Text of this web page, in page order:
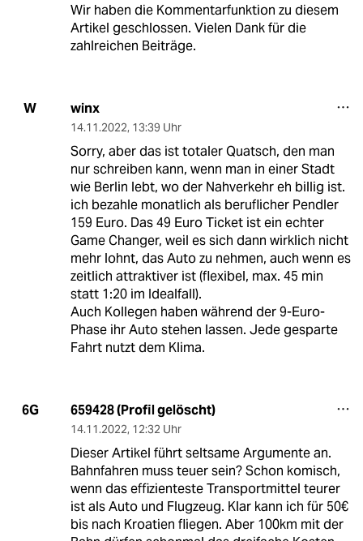
Wir haben die Kommentarfunktion zu diesem
Artikel geschlossen. Vielen Dank für die
zahlreichen Beiträge.
W winx
14.11.2022, 13:39 Uhr
Sorry, aber das ist totaler Quatsch, den man
nur schreiben kann, wenn man in einer Stadt
wie Berlin lebt, wo der Nahverkehr eh billig ist.
ich bezahle monatlich als beruflicher Pendler
159 Euro. Das 49 Euro Ticket ist ein echter
Game Changer, weil es sich dann wirklich nicht
mehr lohnt, das Auto zu nehmen, auch wenn es
zeitlich attraktiver ist (flexibel, max. 45 min
statt 1:20 im Idealfall).
Auch Kollegen haben während der 9-Euro-
Phase ihr Auto stehen lassen. Jede gesparte
Fahrt nutzt dem Klima.
6G 659428 (Profil gelöscht)
14.11.2022, 12:32 Uhr
Dieser Artikel führt seltsame Argumente an.
Bahnfahren muss teuer sein? Schon komisch,
wenn das effizienteste Transportmittel teurer
ist als Auto und Flugzeug. Klar kann ich für 50€
bis nach Kroatien fliegen. Aber 100km mit der